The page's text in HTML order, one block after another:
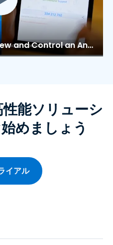
Demo Video: How to View and Control an Android Device with Splashtop Remote Support
能ソリューシ
めましょう
イアル